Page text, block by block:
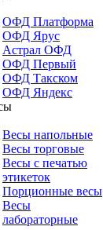
ОФД Платформа
ОФД Ярус
Астрал ОФД
ОФД Первый
ОФД Такском
ОФД Яндекс
Весы напольные
Весы торговые
Весы с печатью
этикеток
Порционные весы
Весы
лабораторные